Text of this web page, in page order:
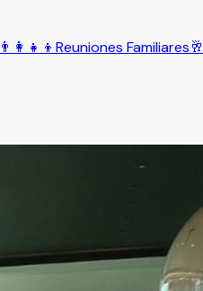
👨‍👩‍👧‍👦 Reuniones Familiares🥂